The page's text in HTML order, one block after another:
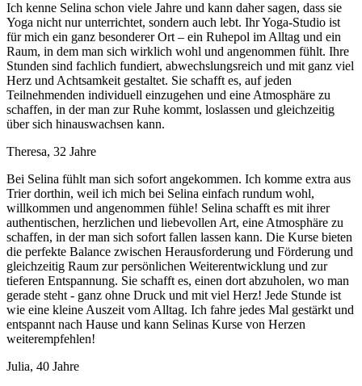
Ich kenne Selina schon viele Jahre und kann daher sagen, dass sie
Yoga nicht nur unterrichtet, sondern auch lebt. Ihr Yoga-Studio ist
für mich ein ganz besonderer Ort – ein Ruhepol im Alltag und ein
Raum, in dem man sich wirklich wohl und angenommen fühlt. Ihre
Stunden sind fachlich fundiert, abwechslungsreich und mit ganz viel
Herz und Achtsamkeit gestaltet. Sie schafft es, auf jeden
Teilnehmenden individuell einzugehen und eine Atmosphäre zu
schaffen, in der man zur Ruhe kommt, loslassen und gleichzeitig
über sich hinauswachsen kann.
Theresa, 32 Jahre
Bei Selina fühlt man sich sofort angekommen. Ich komme extra aus
Trier dorthin, weil ich mich bei Selina einfach rundum wohl,
willkommen und angenommen fühle! Selina schafft es mit ihrer
authentischen, herzlichen und liebevollen Art, eine Atmosphäre zu
schaffen, in der man sich sofort fallen lassen kann. Die Kurse bieten
die perfekte Balance zwischen Herausforderung und Förderung und
gleichzeitig Raum zur persönlichen Weiterentwicklung und zur
tieferen Entspannung. Sie schafft es, einen dort abzuholen, wo man
gerade steht - ganz ohne Druck und mit viel Herz! Jede Stunde ist
wie eine kleine Auszeit vom Alltag. Ich fahre jedes Mal gestärkt und
entspannt nach Hause und kann Selinas Kurse von Herzen
weiterempfehlen!
Julia, 40 Jahre